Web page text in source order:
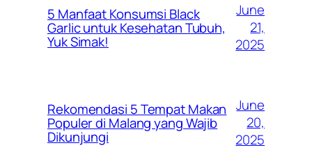
5 Manfaat Konsumsi Black
Garlic untuk Kesehatan Tubuh,
Yuk Simak!
June
21,
2025
Rekomendasi 5 Tempat Makan
Populer di Malang yang Wajib
Dikunjungi
June
20,
2025